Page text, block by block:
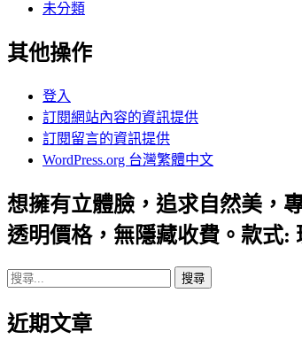
未分類
其他操作
登入
訂閱網站內容的資訊提供
訂閱留言的資訊提供
WordPress.org 台灣繁體中文
想擁有立體臉，追求自然美，
透明價格，無隱藏收費。款式:
搜
關
近期文章